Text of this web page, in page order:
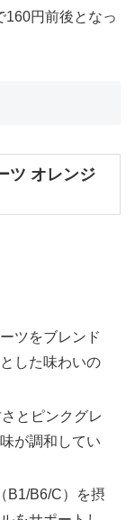
160円前後となっ
ツ オレンジ
ツをブレンド
した味わいの
とピンクグレ
が調和してい
B1/B6/C）を摂